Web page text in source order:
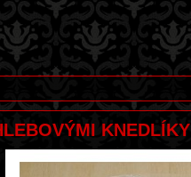
KNEDLÍKY